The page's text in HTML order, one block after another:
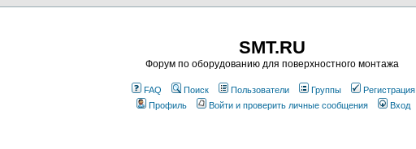
SMT.RU
Форум по оборудованию для поверхностного монтажа
FAQ Поиск Пользователи Группы
Регистрация
Профиль
Войти и проверить личные сообщения Вход